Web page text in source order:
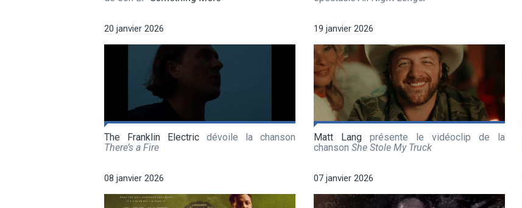
20 janvier 2026
The Franklin Electric dévoile la chanson
There’s a Fire
19 janvier 2026
Matt Lang présente le vidéoclip de la
chanson She Stole My Truck
08 janvier 2026 07 janvier 2026